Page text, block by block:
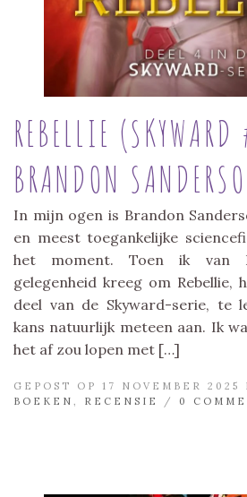
REBELLIE
BRANDON
In mijn ogen is Brandon
en meest toegankelijke
het moment. Toen ik van
gelegenheid kreeg om Rebellie,
deel van de Skyward-serie, te
kans natuurlijk meteen aan. Ik
het af zou lopen met […]
GEPOST OP 17 NOVEMBER 2025
BOEKEN , RECENSIE / 0